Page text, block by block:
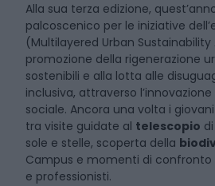
Alla sua terza edizione,
palcoscenico per le iniziative
(Multilayered Urban
promozione della rigenerazione
sostenibili e alla lotta alle
inclusiva, attraverso
sociale. Ancora una volta i
tra visite guidate al telescopio
sole e stelle, scoperta della
Campus e momenti di
e professionisti.